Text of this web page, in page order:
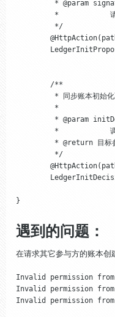
}
遇到的问题：
在请求其它参与方的账本创
Invalid permission from
Invalid permission from
Invalid permission from